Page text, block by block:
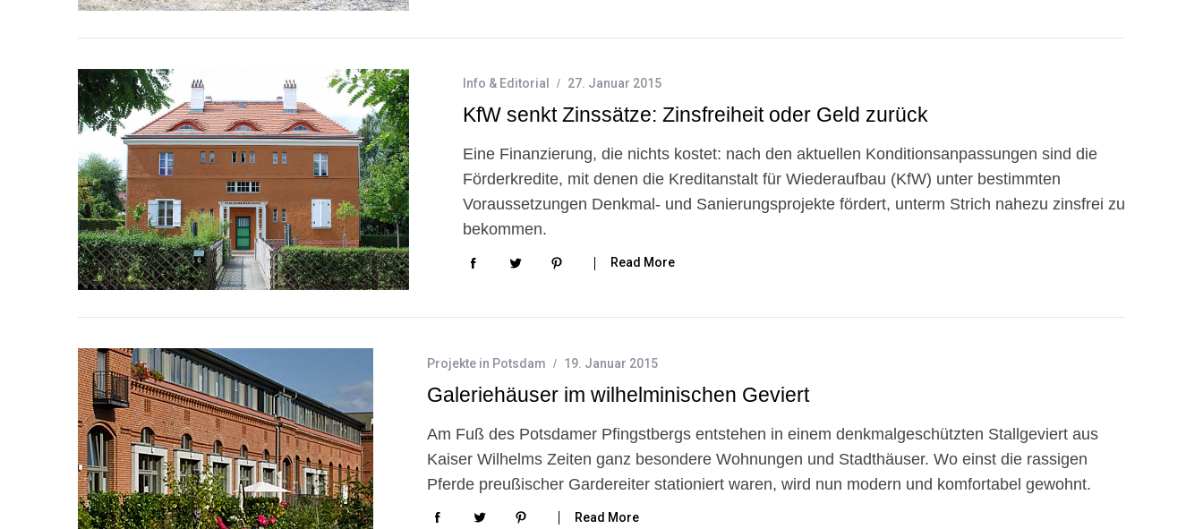
Info & Editorial 27. Januar 2015
KfW senkt Zinssätze: Zinsfreiheit oder Geld zurück
Eine Finanzierung, die nichts kostet: nach den aktuellen Konditionsanpassungen sind die
Förderkredite, mit denen die Kreditanstalt für Wiederaufbau (KfW) unter bestimmten
Voraussetzungen Denkmal- und Sanierungsprojekte fördert, unterm Strich nahezu zinsfrei zu
bekommen.
Read More
Projekte in Potsdam 19. Januar 2015
Galeriehäuser im wilhelminischen Geviert
Am Fuß des Potsdamer Pfingstbergs entstehen in einem denkmalgeschützten Stallgeviert aus
Kaiser Wilhelms Zeiten ganz besondere Wohnungen und Stadthäuser. Wo einst die rassigen
Pferde preußischer Gardereiter stationiert waren, wird nun modern und komfortabel gewohnt.
Read More